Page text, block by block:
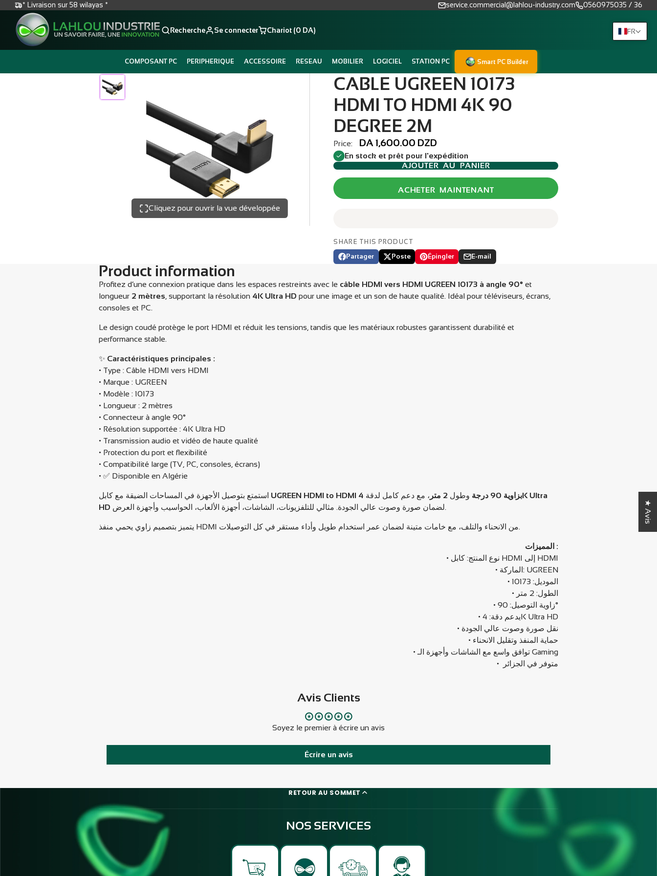
* Livraison sur 58 wilayas * service.commercial@lahlou-industry.com 0560975035 / 36
Recherche Se connecter Chariot (0 DA)
COMPOSANT PC PERIPHERIQUE ACCESSOIRE RESEAU MOBILIER LOGICIEL STATION PC Smart PC Builder
Cliquez pour ouvrir la vue développée
CABLE UGREEN 10173
HDMI TO HDMI 4K 90
DEGREE 2M
Price: DA 1,600.00 DZD
En stock et prêt pour l'expédition
AJOUTER AU PANIER
ACHETER MAINTENANT
SHARE THIS PRODUCT
Partager
Partager
Facebook
Ouvre
une
fenêtre.
Poste
Publier
Ouvre
fenêtre.
Épingler
Épingler
Pinterest
Ouvre
une
fenêtre.
E-mail
Partager
email
Product information
Profitez d’une connexion pratique dans les espaces restreints avec le câble HDMI vers HDMI UGREEN 10173 à angle 90° et
longueur 2 mètres , supportant la résolution 4K Ultra HD pour une image et un son de haute qualité. Idéal pour téléviseurs, écrans,
consoles et PC.
Le design coudé protège le port HDMI et réduit les tensions, tandis que les matériaux robustes garantissent durabilité et
performance stable.
✨ Caractéristiques principales :
• Type : Câble HDMI vers HDMI
• Marque : UGREEN
• Modèle : 10173
• Longueur : 2 mètres
• Connecteur à angle 90°
• Résolution supportée : 4K Ultra HD
• Transmission audio et vidéo de haute qualité
• Protection du port et flexibilité
• Compatibilité large (TV, PC, consoles, écrans)
• ✅ Disponible en Algérie
UGREEN HDMI to HDMI بزاوية 90 درجة وطول 2 متر ، مع دعم كامل لدقة 4K Ultra
HD
لضمان صورة وصوت عالي الجودة. مثالي للتلفزيونات، الشاشات، أجهزة الألعاب، الحواسيب وأجهزة العرض.
يتميز بتصميم زاوي يحمي منفذ HDMI من الانحناء والتلف، مع خامات متينة لضمان عمر استخدام طويل وأداء مستقر في كل التوصيلات.
المميزات :
• نوع المنتج: كابل HDMI إلى HDMI
• الماركة: UGREEN
• الموديل: 10173
• الطول: 2 متر
• زاوية التوصيل: 90°
• يدعم دقة: 4K Ultra HD
• نقل صورة وصوت عالي الجودة
• حماية المنفذ وتقليل الانحناء
• توافق واسع مع الشاشات وأجهزة الـ Gaming
• متوفر في الجزائر
Avis Clients
Soyez le premier à écrire un avis
Écrire un avis
RETOUR AU SOMMET
NOS SERVICES
★ Avis
FR